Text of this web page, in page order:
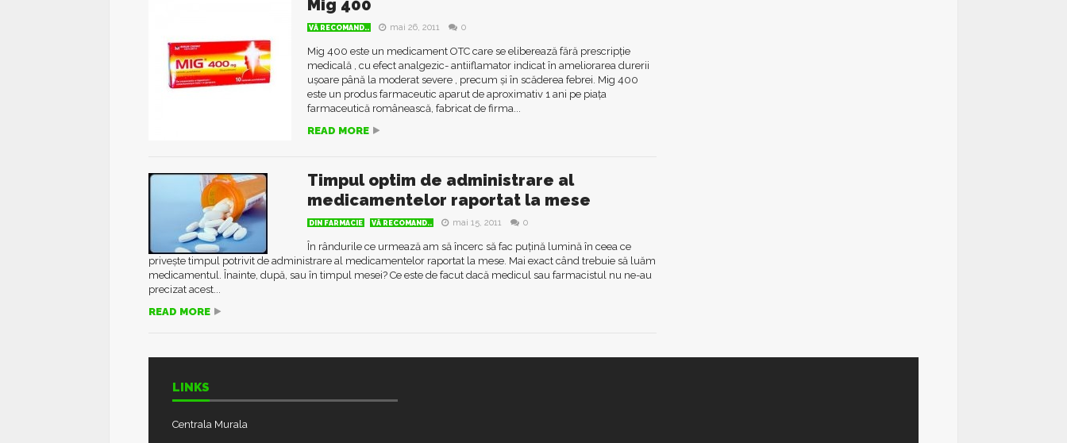
Mig 400
VĂ RECOMAND.. mai 26, 2011 0
Mig 400 este un medicament OTC care se eliberează fără prescripție
medicală , cu efect analgezic- antiiflamator indicat în ameliorarea durerii
uşoare până la moderat severe , precum și în scăderea febrei. Mig 400
este un produs farmaceutic aparut de aproximativ 1 ani pe piața
farmaceutică românească, fabricat de firma...
READ MORE
Timpul optim de administrare al
medicamentelor raportat la mese
DIN FARMACIE VĂ RECOMAND.. mai 15, 2011 0
În rândurile ce urmează am să încerc să fac puțină lumină în ceea ce
privește timpul potrivit de administrare al medicamentelor raportat la mese. Mai exact când trebuie să luăm
medicamentul. Înainte, după, sau în timpul mesei? Ce este de facut dacă medicul sau farmacistul nu ne-au
precizat acest...
READ MORE
LINKS
Centrala Murala